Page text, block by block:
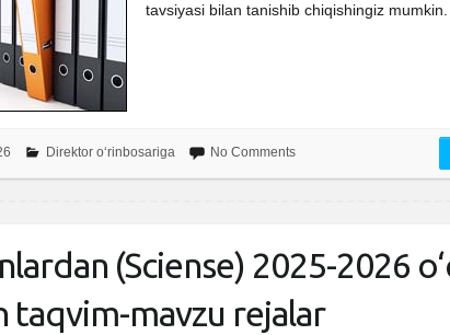
tavsiyasi bilan tanishib chiqishingiz mumkin.
Direktor o‘rinbosariga No Comments
(Sciense) 2025-2026
taqvim-mavzu rejalar